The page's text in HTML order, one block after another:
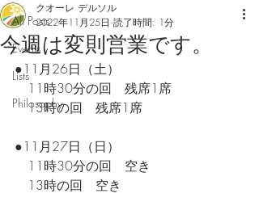
All Posts
Events
Lists
Philosophy
今週は変則営業です。
クオーレ デルソル
2022年11月25日 読了時間: 1分
●11月26日（土）
11時30分の回　残席1席
13時の回　残席1席
●11月27日（日）
11時30分の回　空き
13時の回　空き